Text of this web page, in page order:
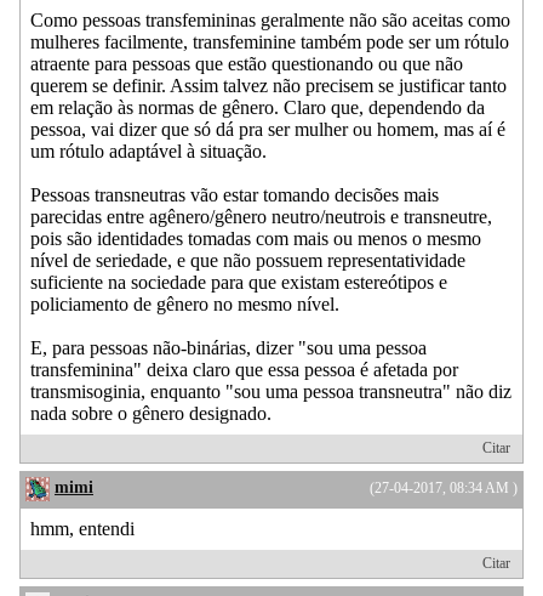
Como pessoas transfemininas geralmente não são aceitas como
mulheres facilmente, transfeminine também pode ser um rótulo
atraente para pessoas que estão questionando ou que não
querem se definir. Assim talvez não precisem se justificar tanto
em relação às normas de gênero. Claro que, dependendo da
pessoa, vai dizer que só dá pra ser mulher ou homem, mas aí é
um rótulo adaptável à situação.
Pessoas transneutras vão estar tomando decisões mais
parecidas entre agênero/gênero neutro/neutrois e transneutre,
pois são identidades tomadas com mais ou menos o mesmo
nível de seriedade, e que não possuem representatividade
suficiente na sociedade para que existam estereótipos e
policiamento de gênero no mesmo nível.
E, para pessoas não-binárias, dizer "sou uma pessoa
transfeminina" deixa claro que essa pessoa é afetada por
transmisoginia, enquanto "sou uma pessoa transneutra" não diz
nada sobre o gênero designado.
Citar
(27-04-2017, 08:34 AM )
mimi
hmm, entendi
Citar